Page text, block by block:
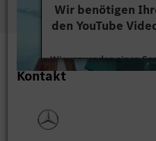
Wir benötigen
den YouTube
Wir verwenden einen
um Videoinhalte
Kontakt